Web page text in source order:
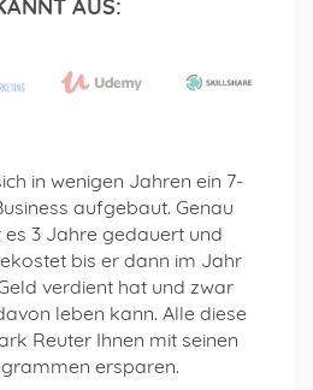
AUS:
in wenigen Jahren ein 7-
aufgebaut. Genau
3 Jahre gedauert und
bis er dann im Jahr
verdient hat und zwar
leben kann. Alle diese
Reuter Ihnen mit seinen
ersparen.